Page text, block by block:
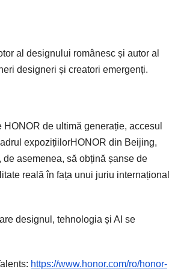
al designului românesc și autor al
designeri și creatori emergenți.
de ultimă generație, accesul
expozițiilorHONOR din Beijing,
asemenea, să obțină șanse de
reală în fața unui juriu internațional
designul, tehnologia și AI se
https://www.honor.com/ro/honor-